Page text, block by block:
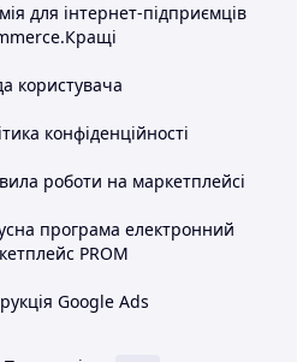
або індекс для
та номер мобільного
Оплата. ===
я висилаю Вам
перевізника.
на карту
+ комісію за
для інтернет-підприємців
користувача
конфіденційності
роботи на маркетплейсі
програма електронний
PROM
Google Ads